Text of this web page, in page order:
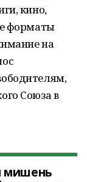
кино,
форматы
на
Союза в
мишень